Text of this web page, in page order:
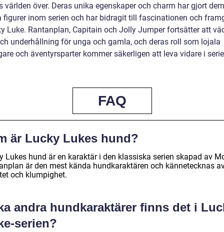
världen över. Deras unika egenskaper och charm har gjort
figurer inom serien och har bidragit till fascinationen och
Luke. Rantanplan, Capitain och Jolly Jumper fortsätter att
underhållning för unga och gamla, och deras roll som lojala
och äventyrsparter kommer säkerligen att leva vidare i
FAQ
är Lucky Lukes hund?
Lukes hund är en karaktär i den klassiska serien skapad av
är den mest kända hundkaraktären och kännetecknas
och klumpighet.
andra hundkaraktärer finns det i
serien?